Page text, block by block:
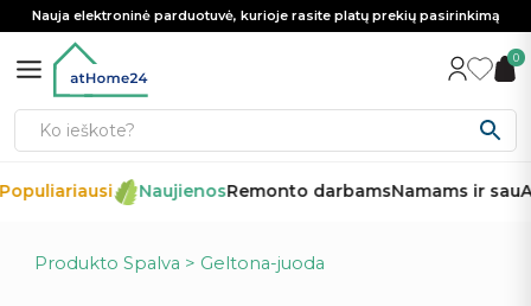
Nauja elektroninė parduotuvė, kurioje rasite platų prekių pasirinkimą
0
NaujienosRemonto darbamsNamams ir sau
Produkto Spalva > Geltona-juoda